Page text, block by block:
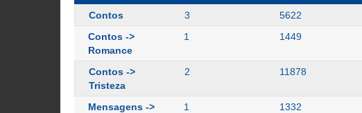
Contos 3 5622
Contos ->
Romance
1 1449
Contos ->
Tristeza
2 11878
Mensagens ->
1 1332